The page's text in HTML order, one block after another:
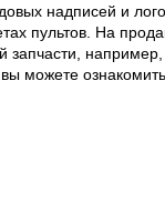
надписей и
пультов. На
запчасти,
можете